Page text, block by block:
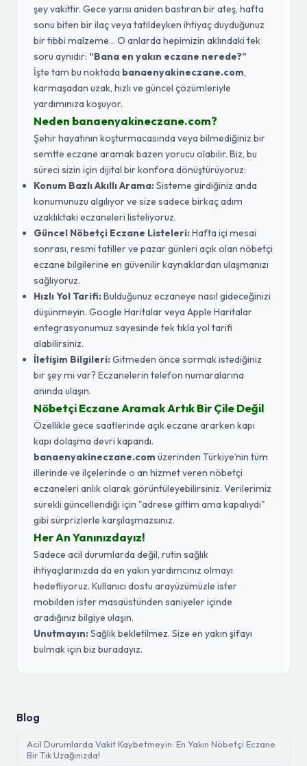
şey vakittir. Gece yarısı aniden bastıran bir ateş, hafta
sonu biten bir ilaç veya tatildeyken ihtiyaç duyduğunuz
bir tıbbi malzeme... O anlarda hepimizin aklındaki tek
soru aynıdır: “Bana en yakın eczane nerede?”
İşte tam bu noktada banaenyakineczane.com,
karmaşadan uzak, hızlı ve güncel çözümleriyle
yardımınıza koşuyor.
Neden banaenyakineczane.com?
Şehir hayatının koşturmacasında veya bilmediğiniz bir
semtte eczane aramak bazen yorucu olabilir. Biz, bu
süreci sizin için dijital bir konfora dönüştürüyoruz:
Konum Bazlı Akıllı Arama:Sisteme girdiğiniz anda
konumunuzu algılıyor ve size sadece birkaç adım
uzaklıktaki eczaneleri listeliyoruz.
Güncel Nöbetçi Eczane Listeleri:Hafta içi mesai
sonrası, resmi tatiller ve pazar günleri açık olan nöbetçi
eczane bilgilerine en güvenilir kaynaklardan ulaşmanızı
sağlıyoruz.
Hızlı Yol Tarifi:Bulduğunuz eczaneye nasıl gideceğinizi
düşünmeyin. Google Haritalar veya Apple Haritalar
entegrasyonumuz sayesinde tek tıkla yol tarifi
alabilirsiniz.
İletişim Bilgileri:Gitmeden önce sormak istediğiniz
bir şey mi var? Eczanelerin telefon numaralarına
anında ulaşın.
Nöbetçi Eczane Aramak Artık Bir Çile Değil
Özellikle gece saatlerinde açık eczane ararken kapı
kapı dolaşma devri kapandı.
banaenyakineczane.com üzerinden Türkiye’nin tüm
illerinde ve ilçelerinde o an hizmet veren nöbetçi
eczaneleri anlık olarak görüntüleyebilirsiniz. Verilerimiz
sürekli güncellendiği için "adrese gittim ama kapalıydı"
gibi sürprizlerle karşılaşmazsınız.
Her An Yanınızdayız!
Sadece acil durumlarda değil, rutin sağlık
ihtiyaçlarınızda da en yakın yardımcınız olmayı
hedefliyoruz. Kullanıcı dostu arayüzümüzle ister
mobilden ister masaüstünden saniyeler içinde
aradığınız bilgiye ulaşın.
Unutmayın:Sağlık bekletilmez. Size en yakın şifayı
bulmak için biz buradayız.
Blog
Acil Durumlarda Vakit Kaybetmeyin: En Yakın Nöbetçi Eczane
Bir Tık Uzağınızda!